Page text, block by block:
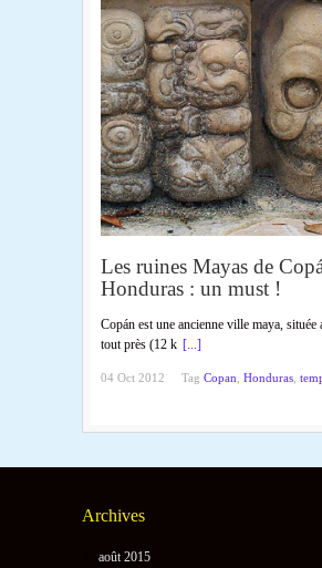
Les ruines Mayas de
Honduras : un must !
Copán est une ancienne ville maya, située
tout près (12 k [...]
04 Oct 2012 Tag Copan Honduras
Archives
août 2015